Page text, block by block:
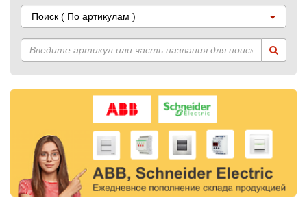
Поиск ( По артикулам )